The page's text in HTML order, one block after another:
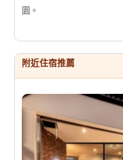
園。
附近住宿推薦